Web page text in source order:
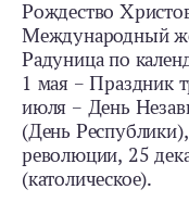
Рождество
Международный
Радуница по
1 мая – Праздник
июля – День
(День
революции, 25
(католическое).